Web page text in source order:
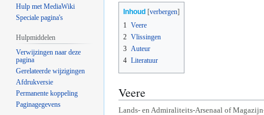
Inhoud
1
Veere
2 Vlissingen
3 Auteur
4 Literatuur
Veere
Lands- en Admiraliteits-Arsenaal of
Hulp met MediaWiki
Speciale pagina's
Hulpmiddelen
Verwijzingen naar deze
pagina
Gerelateerde wijzigingen
Afdrukversie
Permanente koppeling
Paginagegevens